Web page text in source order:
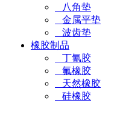
八角垫
金属平垫
波齿垫
橡胶制品
丁氰胶
氟橡胶
天然橡胶
硅橡胶